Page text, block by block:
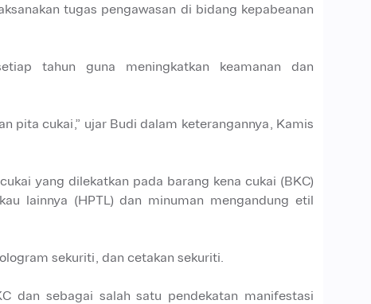
tugas pengawasan di bidang kepabeanan
tahun guna meningkatkan keamanan dan
pita cukai,” ujar Budi dalam keterangannya, Kamis
yang dilekatkan pada barang kena cukai (BKC)
lainnya (HPTL) dan minuman mengandung etil
sekuriti, dan cetakan sekuriti.
dan sebagai salah satu pendekatan manifestasi